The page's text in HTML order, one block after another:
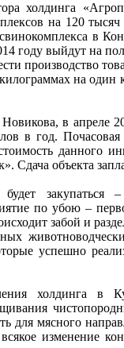
холдинга
на 120
в
году выйдут на
производство
на
в апреле
в год. Почасовая
данного
объекта
по убою –
забой и
успешно
холдинга в
для мясного
изменение